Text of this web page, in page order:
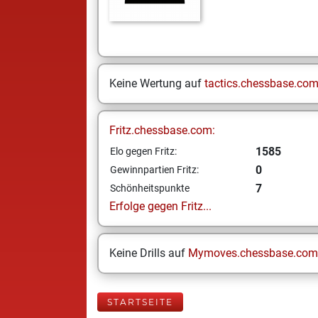
Keine Wertung auf tactics.chessbase.com
Fritz.chessbase.com:
Elo gegen Fritz: 1585
Gewinnpartien Fritz: 0
Schönheitspunkte
7
Erfolge gegen Fritz...
Keine Drills auf Mymoves.chessbase.com
STARTSEITE